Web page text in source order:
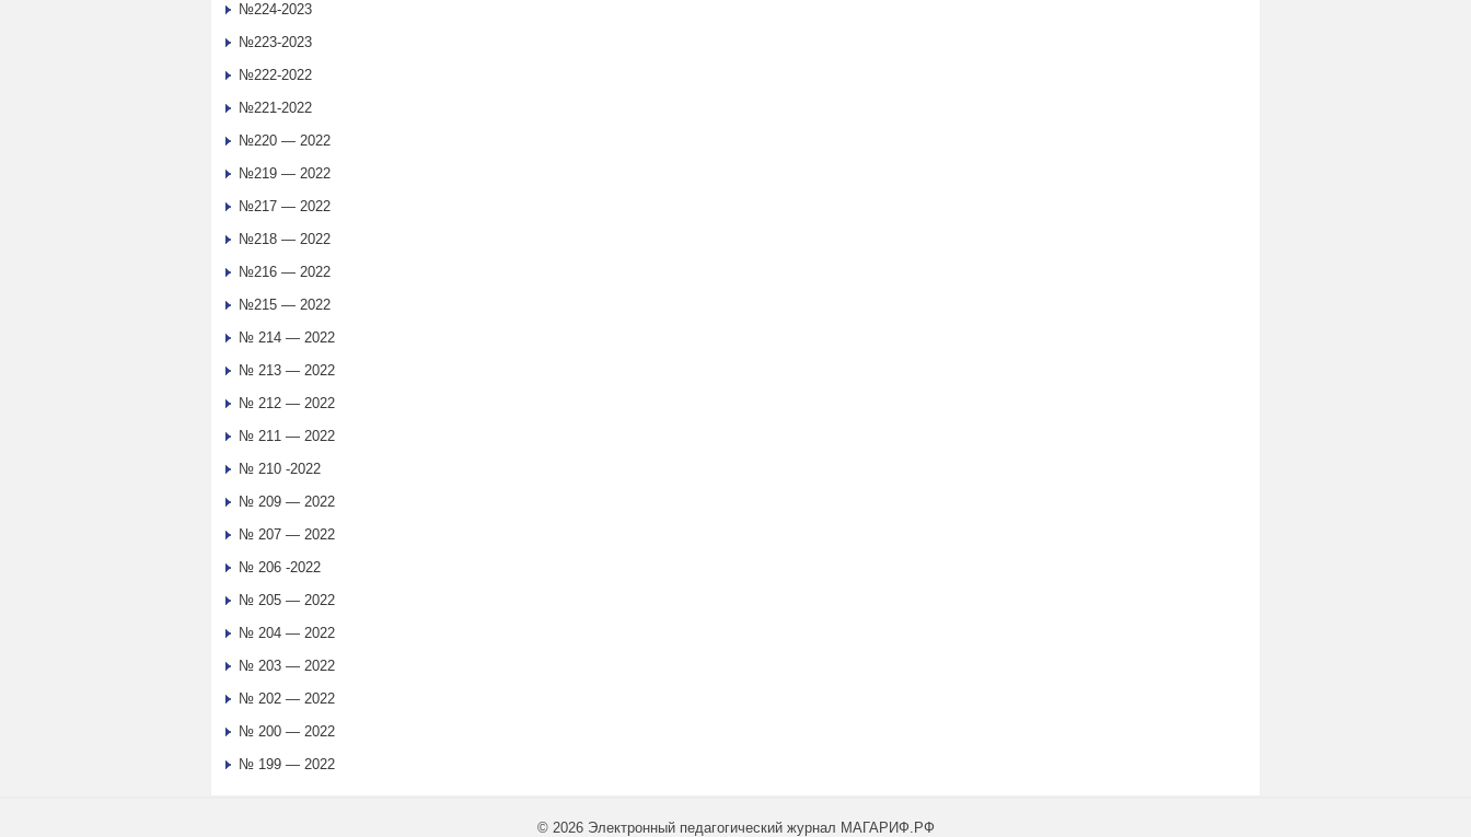
№224-2023
№223-2023
№222-2022
№221-2022
№220 — 2022
№219 — 2022
№217 — 2022
№218 — 2022
№216 — 2022
№215 — 2022
№ 214 — 2022
№ 213 — 2022
№ 212 — 2022
№ 211 — 2022
№ 210 -2022
№ 209 — 2022
№ 207 — 2022
№ 206 -2022
№ 205 — 2022
№ 204 — 2022
№ 203 — 2022
№ 202 — 2022
№ 200 — 2022
№ 199 — 2022
© 2026 Электронный педагогический журнал МАГАРИФ.РФ